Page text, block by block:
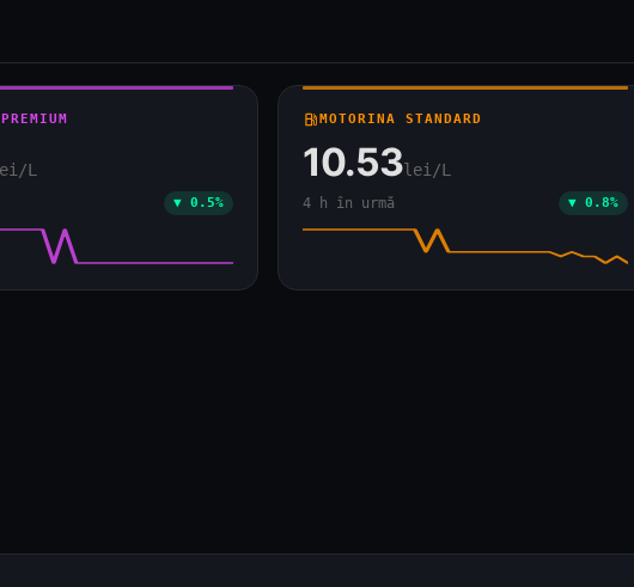
L
▼ 0.5%
local_gas_stationMOTORINA STANDARD
10.53lei/L
4 h în urmă ▼ 0.8%